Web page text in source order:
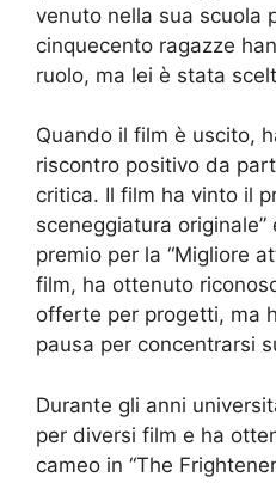
venuto nella sua scuola
cinquecento ragazze
ruolo, ma lei è stata
Quando il film è uscito,
riscontro positivo da
critica. Il film ha vinto il
sceneggiatura
premio per la “Migliore
film, ha ottenuto
offerte per progetti, ma
pausa per concentrarsi
Durante gli anni
per diversi film e ha
cameo in “The